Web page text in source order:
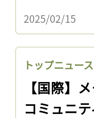
2025/02/15
トップニュース
【国際】
コミュニ